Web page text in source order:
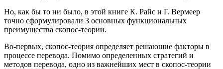
Но, как бы то ни было, в этой книге К. Райс и Г. Вермеер
точно сформулировали 3 основных функциональных
преимущества скопос-теории.
Во-первых, скопос-теория определяет решающие факторы в
процессе перевода. Помимо определенных стратегий и
методов перевода, одно из важнейших мест в скопос-теории